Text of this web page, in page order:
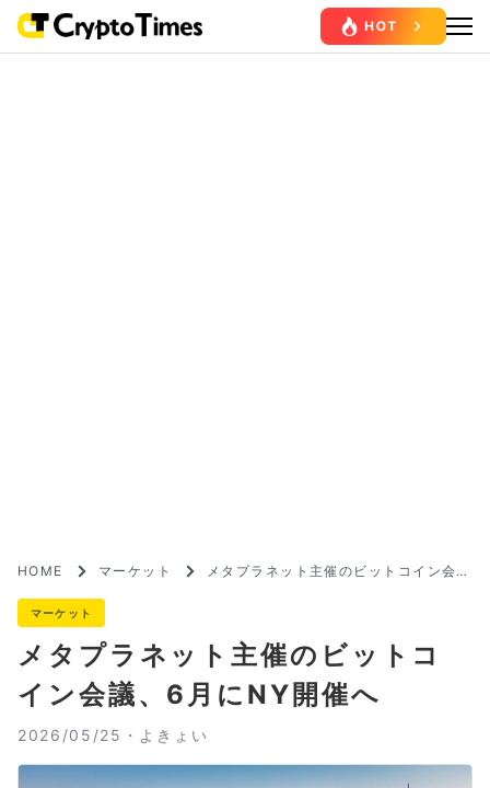
HOME マーケット
メタプラネット主催のビットコイン会
マーケット
メタプラネット主催のビットコ
イン会議、6月にNY開催へ
2026/05/25・ よきょい